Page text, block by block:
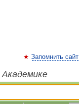
Запомнить сайт
Академике